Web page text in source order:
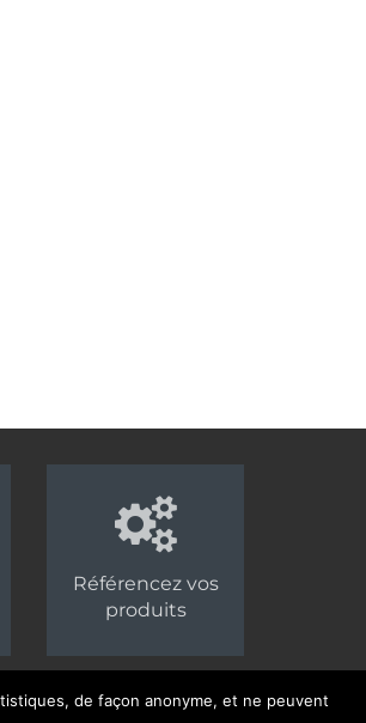
Référencez vos
produits
de façon anonyme, et ne peuvent